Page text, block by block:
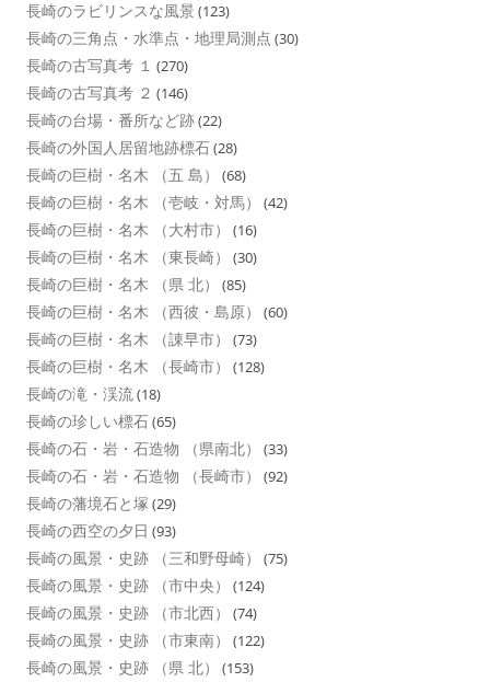
長崎のラビリンスな風景 (123)
長崎の三角点・水準点・地理局測点 (30)
長崎の古写真考 １ (270)
長崎の古写真考 ２ (146)
長崎の台場・番所など跡(22)
長崎の外国人居留地跡標石(28)
長崎の巨樹・名木 （五 島） (68)
長崎の巨樹・名木 （壱岐・対馬） (42)
長崎の巨樹・名木 （大村市） (16)
長崎の巨樹・名木 （東長崎） (30)
長崎の巨樹・名木 （県 北） (85)
長崎の巨樹・名木 （西彼・島原） (60)
長崎の巨樹・名木 （諌早市） (73)
長崎の巨樹・名木 （長崎市） (128)
長崎の滝・渓流(18)
長崎の珍しい標石(65)
長崎の石・岩・石造物 （県南北） (33)
長崎の石・岩・石造物 （長崎市） (92)
長崎の藩境石と塚 (29)
長崎の西空の夕日 (93)
長崎の風景・史跡 （三和野母崎） (75)
長崎の風景・史跡 （市中央） (124)
長崎の風景・史跡 （市北西） (74)
長崎の風景・史跡 （市東南） (122)
長崎の風景・史跡 （県 北） (153)